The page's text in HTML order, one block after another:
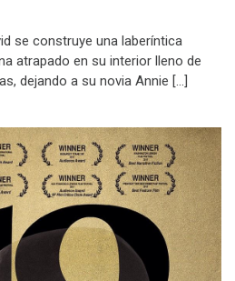
se construye una laberíntica
atrapado en su interior lleno de
dejando a su novia Annie […]